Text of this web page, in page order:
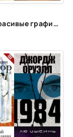
Самые красивые графические романы